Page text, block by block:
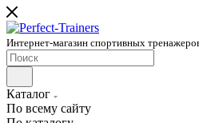
Интернет-магазин спортивных
Каталог
По всему сайту